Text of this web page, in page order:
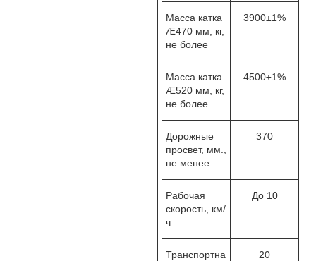
Масса катка
Æ470 мм, кг,
не более
3900±1%
Масса катка
Æ520 мм, кг,
не более
4500±1%
Дорожные
просвет, мм.,
не менее
370
Рабочая
скорость, км/
ч
До 10
Транспортна
20